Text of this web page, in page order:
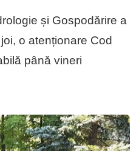
și Gospodărire a
o atenționare Cod
până vineri